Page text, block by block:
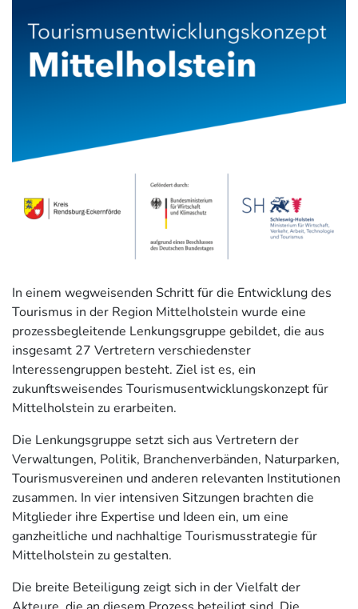
In einem wegweisenden Schritt für die Entwicklung des
Tourismus in der Region Mittelholstein wurde eine
prozessbegleitende Lenkungsgruppe gebildet, die aus
insgesamt 27 Vertretern verschiedenster
Interessengruppen besteht. Ziel ist es, ein
zukunftsweisendes Tourismusentwicklungskonzept für
Mittelholstein zu erarbeiten.
Die Lenkungsgruppe setzt sich aus Vertretern der
Verwaltungen, Politik, Branchenverbänden, Naturparken,
Tourismusvereinen und anderen relevanten Institutionen
zusammen. In vier intensiven Sitzungen brachten die
Mitglieder ihre Expertise und Ideen ein, um eine
ganzheitliche und nachhaltige Tourismusstrategie für
Mittelholstein zu gestalten.
Die breite Beteiligung zeigt sich in der Vielfalt der